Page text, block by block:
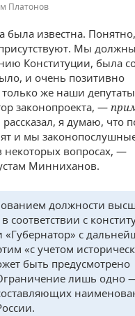
Платонов
известна.
Мы должны
Конституции, была
и очень позитивно
только же наши
законопроекта, —
я думаю, что
и мы
некоторых вопросах, —
Минниханов.
должности
соответствии с
«Губернатор» с
«с учетом
быть предусмотрено
лишь одно